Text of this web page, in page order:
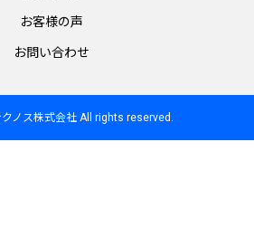
お客様の声
お問い合わせ
ノス株式会社 All rights reserved.